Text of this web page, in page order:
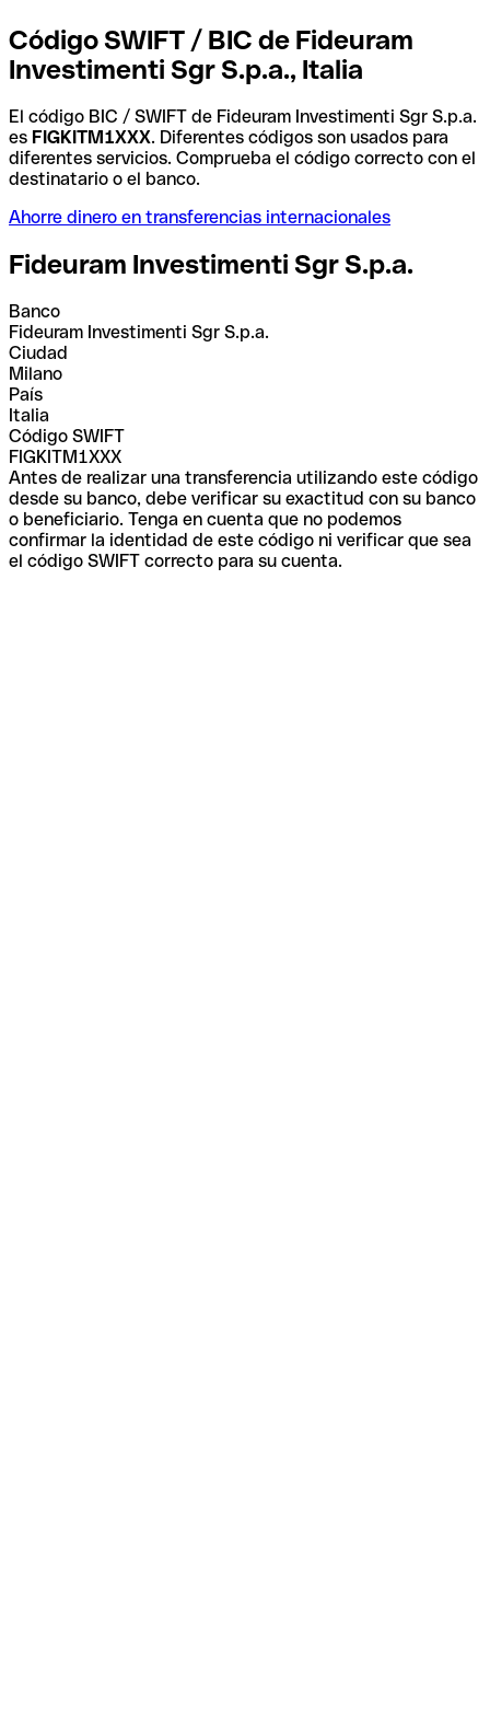
Código SWIFT / BIC de Fideuram
Investimenti Sgr S.p.a., Italia
El código BIC / SWIFT de Fideuram Investimenti Sgr S.p.a.
es FIGKITM1XXX. Diferentes códigos son usados para
diferentes servicios. Comprueba el código correcto con el
destinatario o el banco.
Ahorre dinero en transferencias internacionales
Fideuram Investimenti Sgr S.p.a.
Banco
Fideuram Investimenti Sgr S.p.a.
Ciudad
Milano
País
Italia
Código SWIFT
FIGKITM1XXX
Antes de realizar una transferencia utilizando este código
desde su banco, debe verificar su exactitud con su banco
o beneficiario. Tenga en cuenta que no podemos
confirmar la identidad de este código ni verificar que sea
el código SWIFT correcto para su cuenta.